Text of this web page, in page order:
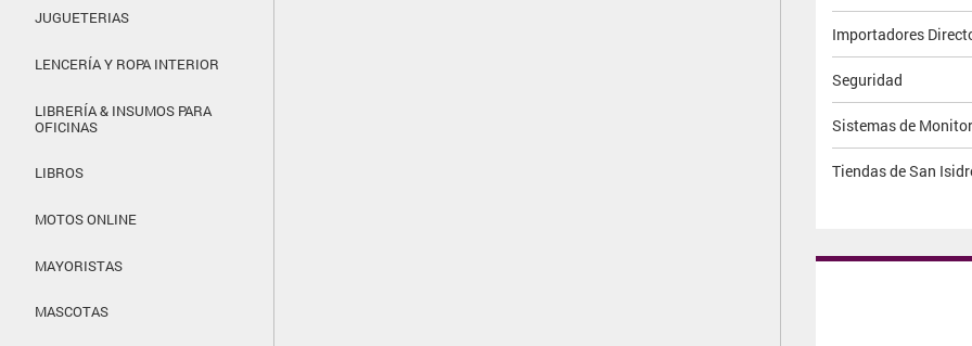
JUGUETERIAS
LENCERÍA Y ROPA INTERIOR
LIBRERÍA & INSUMOS PARA
OFICINAS
LIBROS
MOTOS ONLINE
MAYORISTAS
MASCOTAS
Importadores
Seguridad
Sistemas de
Tiendas de San